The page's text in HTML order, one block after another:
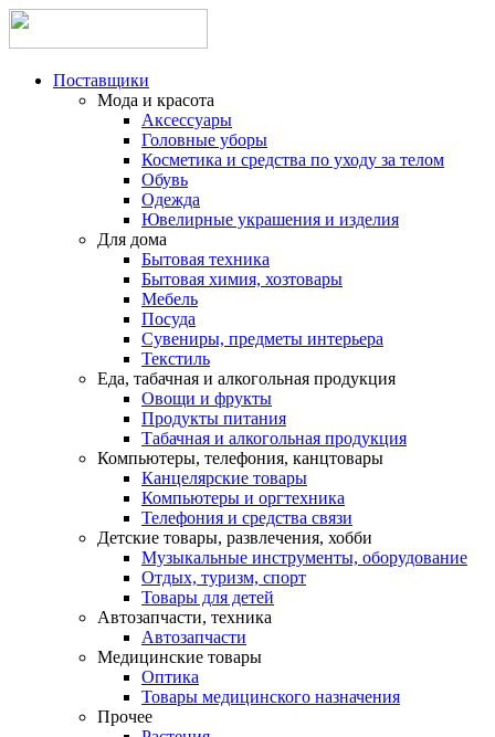
Поставщики
Мода и красота
Аксессуары
Головные уборы
Косметика и средства по уходу за телом
Обувь
Одежда
Ювелирные украшения и изделия
Для дома
Бытовая техника
Бытовая химия, хозтовары
Мебель
Посуда
Сувениры, предметы интерьера
Текстиль
Еда, табачная и алкогольная продукция
Овощи и фрукты
Продукты питания
Табачная и алкогольная продукция
Компьютеры, телефония, канцтовары
Канцелярские товары
Компьютеры и оргтехника
Телефония и средства связи
Детские товары, развлечения, хобби
Музыкальные инструменты, оборудование
Отдых, туризм, спорт
Товары для детей
Автозапчасти, техника
Автозапчасти
Медицинские товары
Оптика
Товары медицинского назначения
Прочее